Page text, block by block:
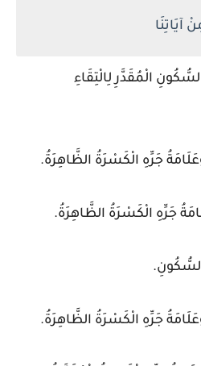
آيَاتِنَا
الْمُقَدَّرِ لِالْتِقَاءِ
جَرِّهِ الْكَسْرَةُ الظَّاهِرَةُ.
جَرِّهِ الْكَسْرَةُ الظَّاهِرَةُ.
جَرِّهِ الْكَسْرَةُ الظَّاهِرَةُ.